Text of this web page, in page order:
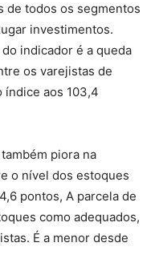
de todos os segmentos
investimentos.
indicador é a queda
os varejistas de
índice aos 103,4
piora na
o nível dos estoques
pontos, A parcela de
como adequados,
É a menor desde